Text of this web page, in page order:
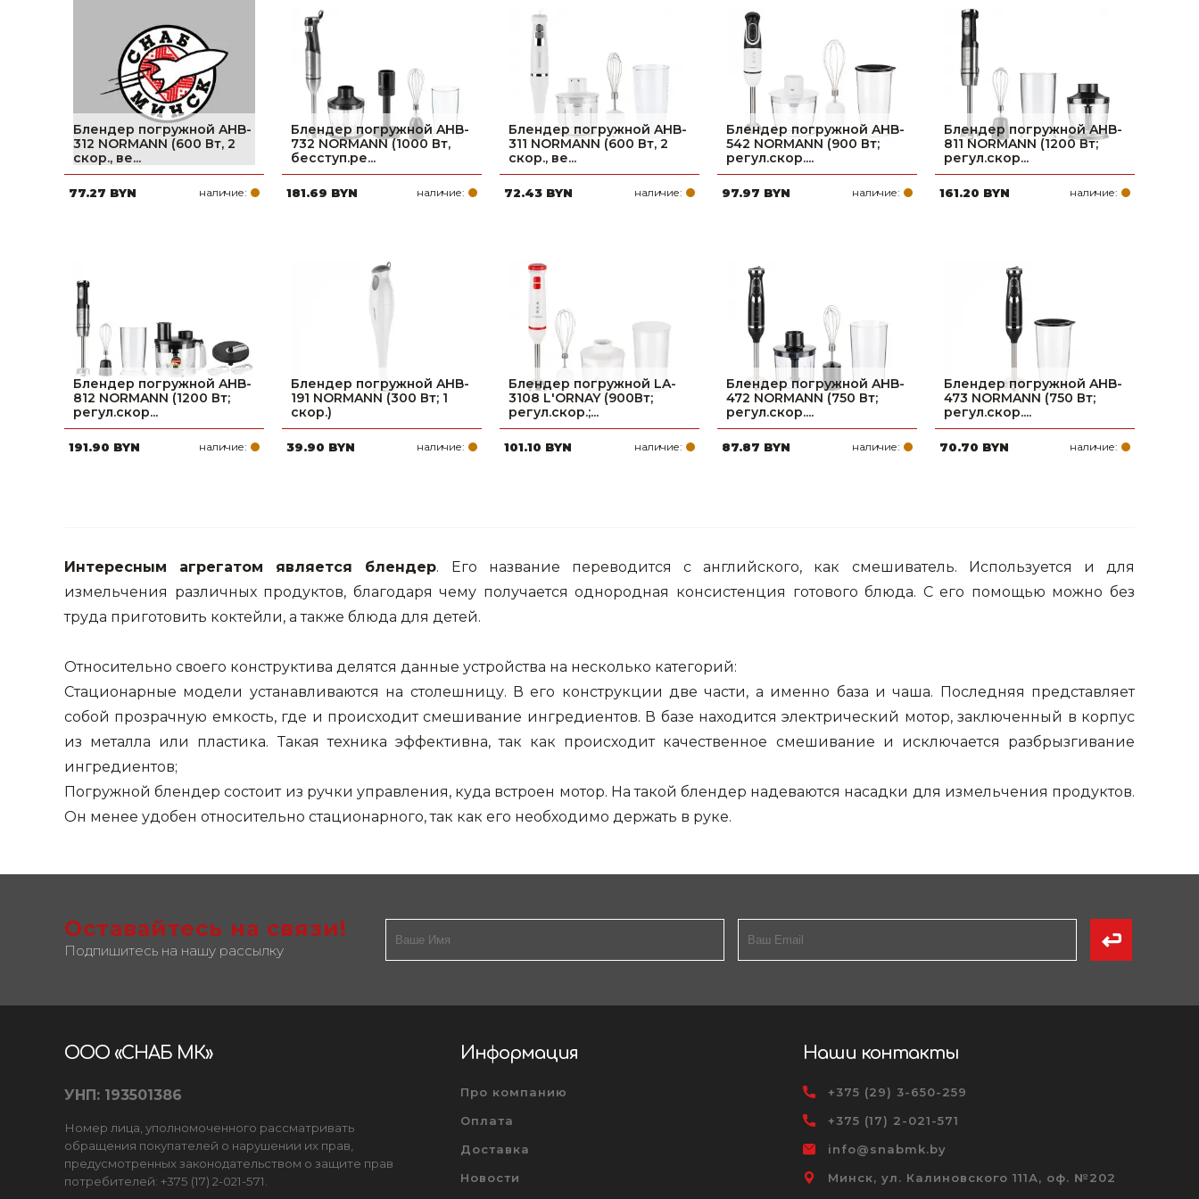
Садовая техника, оснастка и принадлежности
Сварочное оборудование и материалы
Средства индивидуальной защиты и спецодежда
Хранение инструмента (ящики, сумки, пояса, тележки)
Хозтовары
Масла и смазки
Крепеж и фурнитура
Ручной инструмент
Строительные и отделочные материалы
Садовый инструмент, вазоны, горшки и кашпо, теплицы, парники
Автомобильные товары, инструменты
Автоклавы. Дистилляторы
Дистилляторы
Ниппельные поилки для
свиней
Чашечные кормушки
Чашечные поилки
Блендер погружной AHB-
312 NORMANN (600 Вт, 2
скор., ве...
77.27 BYN наличие:
Блендер погружной AHB-
732 NORMANN (1000 Вт,
бесступ.ре...
181.69 BYN наличие:
Блендер погружной AHB-
311 NORMANN (600 Вт, 2
скор., ве...
72.43 BYN наличие:
Блендер погружной AHB-
542 NORMANN (900 Вт;
регул.скор....
97.97 BYN наличие:
Блендер погружной AHB-
811 NORMANN (1200 Вт;
регул.скор...
161.20 BYN наличие:
Блендер погружной AHB-
812 NORMANN (1200 Вт;
регул.скор...
191.90 BYN наличие:
Блендер погружной AHB-
191 NORMANN (300 Вт; 1
скор.)
39.90 BYN наличие:
Блендер погружной LA-
3108 L'ORNAY (900Вт;
регул.скор.;...
101.10 BYN наличие:
Блендер погружной AHB-
472 NORMANN (750 Вт;
регул.скор....
87.87 BYN наличие:
Блендер погружной AHB-
473 NORMANN (750 Вт;
регул.скор....
70.70 BYN наличие:
Интересным агрегатом является блендер. Его название переводится с английского, как смешиватель. Используется и для
измельчения различных продуктов, благодаря чему получается однородная консистенция готового блюда. С его помощью можно без
труда приготовить коктейли, а также блюда для детей.
Относительно своего конструктива делятся данные устройства на несколько категорий:
Стационарные модели устанавливаются на столешницу. В его конструкции две части, а именно база и чаша. Последняя представляет
собой прозрачную емкость, где и происходит смешивание ингредиентов. В базе находится электрический мотор, заключенный в корпус
из металла или пластика. Такая техника эффективна, так как происходит качественное смешивание и исключается разбрызгивание
ингредиентов;
Погружной блендер состоит из ручки управления, куда встроен мотор. На такой блендер надеваются насадки для измельчения продуктов.
Он менее удобен относительно стационарного, так как его необходимо держать в руке.
Оставайтесь на связи!
Подпишитесь на нашу рассылку
ООО «СНАБ МК»
УНП: 193501386
Номер лица, уполномоченного рассматривать
обращения покупателей о нарушении их прав,
предусмотренных законодательством о защите прав
потребителей: +375 (17) 2-021-571.
Информация
Про компанию
Оплата
Доставка
Новости
Наши контакты
+375 (29) 3-650-259
+375 (17) 2-021-571
info@snabmk.by
Минск, ул. Калиновского 111А, оф. №202